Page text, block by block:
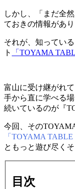
しかし、「まだ全
ておきの情報があり
それが、知ってい
ト
「TOYAMA
富山に受け継がれ
手から直に学べる
続いているのが『
今回、その
「TOYAMA TABLE
ともっと遊び尽くそ
目次